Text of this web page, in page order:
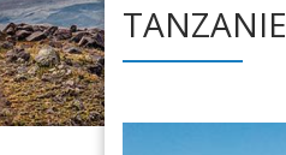
TANZANIE